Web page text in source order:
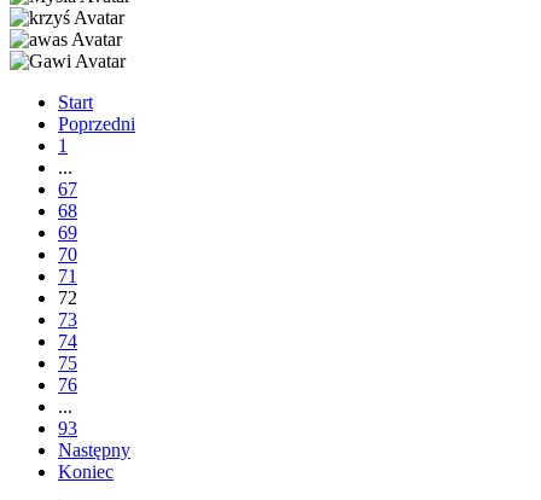
Start
Poprzedni
1
...
67
68
69
70
71
72
73
74
75
76
...
93
Następny
Koniec